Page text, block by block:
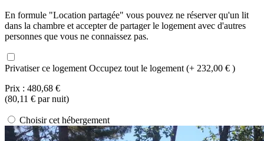
En formule "Location partagée" vous pouvez ne réserver qu'un lit
dans la chambre et accepter de partager le logement avec d'autres
personnes que vous ne connaissez pas.
Privatiser ce logement Occupez tout le logement (+ 232,00 € )
Prix : 480,68 €
(80,11 € par nuit)
Choisir cet hébergement